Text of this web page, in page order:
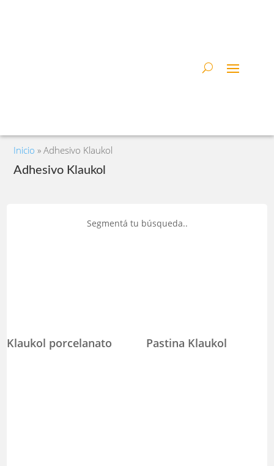
Inicio »Adhesivo Klaukol
Adhesivo Klaukol
Segmentá tu búsqueda..
Klaukol porcelanato Pastina Klaukol